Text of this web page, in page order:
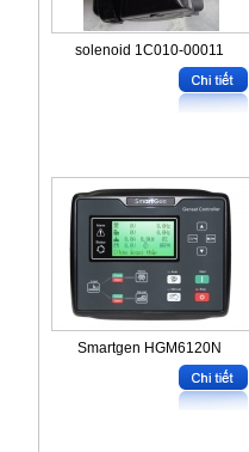
solenoid 1C010-00011
Smartgen HGM6120N